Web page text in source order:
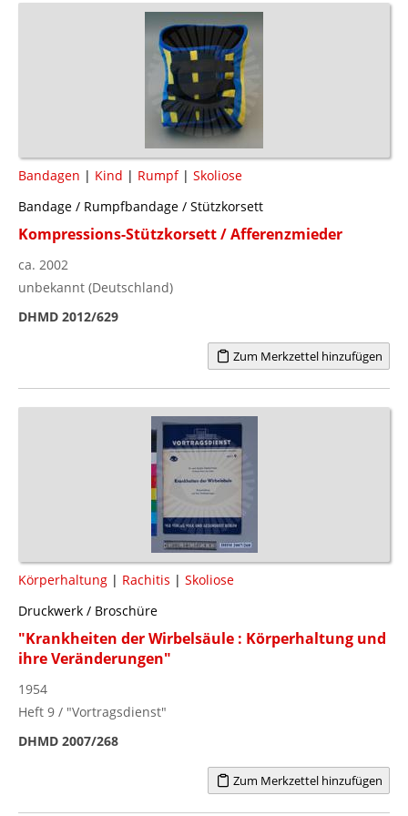
Bandagen | Kind | Rumpf| Skoliose
Bandage / Rumpfbandage / Stützkorsett
Kompressions-Stützkorsett / Afferenzmieder
ca. 2002
unbekannt (Deutschland)
DHMD 2012/629
Zum Merkzettel hinzufügen
Körperhaltung | Rachitis | Skoliose
Druckwerk / Broschüre
"Krankheiten der Wirbelsäule : Körperhaltung und
ihre Veränderungen"
1954
Heft 9 / "Vortragsdienst"
DHMD 2007/268
Zum Merkzettel hinzufügen